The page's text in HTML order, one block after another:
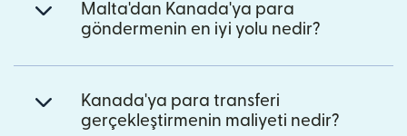
Malta'dan Kanada'ya para
göndermenin en iyi yolu nedir?
Kanada'ya para transferi
gerçekleştirmenin maliyeti nedir?